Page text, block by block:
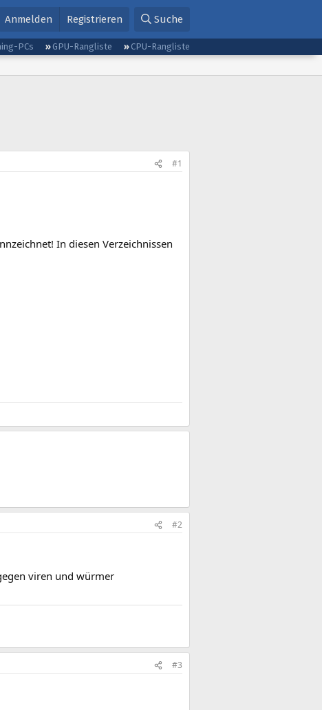
Anmelden Registrieren Suche
PCs GPU-Rangliste
CPU-Rangliste
#1
In diesen Verzeichnissen
#2
viren und würmer
#3